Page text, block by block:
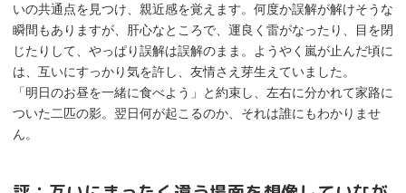
いの共通点を見つけ、親近感を覚えます。何度か誤解が解けそうな
瞬間もありますが、肝心なところで、運良く雷がなったり、目を閉
じたりして、やっぱり誤解は誤解のまま。ようやく嵐が止んだ頃に
は、互いにすっかり気を許し、友情さえ芽生えていました。
「明日のお昼を一緒に食べよう」と約束し、左右に分かれて家路に
ついた二匹の影。翌日何が起こるのか、それは誰にもわかりませ
ん。